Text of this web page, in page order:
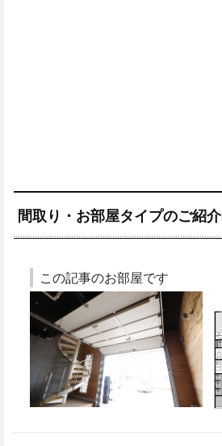
間取り・お部屋タイプのご紹介
この記事のお部屋です